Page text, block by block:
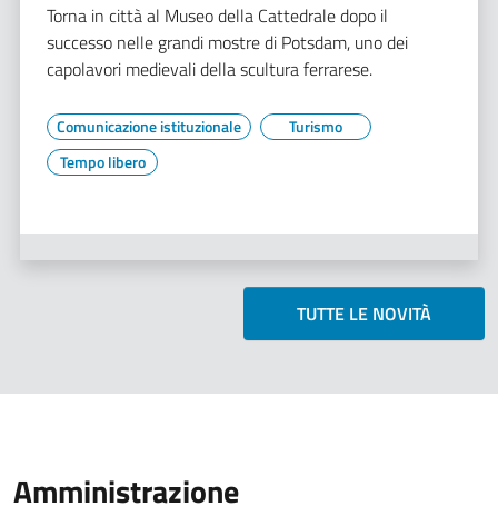
Torna in città al Museo della Cattedrale dopo il
successo nelle grandi mostre di Potsdam, uno dei
capolavori medievali della scultura ferrarese.
Comunicazione istituzionale
Turismo
Tempo libero
TUTTE LE NOVITÀ
Amministrazione